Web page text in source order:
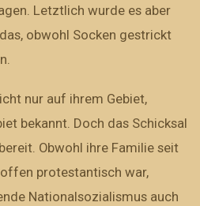
Letztlich wurde es aber
obwohl Socken gestrickt
nur auf ihrem Gebiet,
bekannt. Doch das Schicksal
Obwohl ihre Familie seit
protestantisch war,
Nationalsozialismus auch